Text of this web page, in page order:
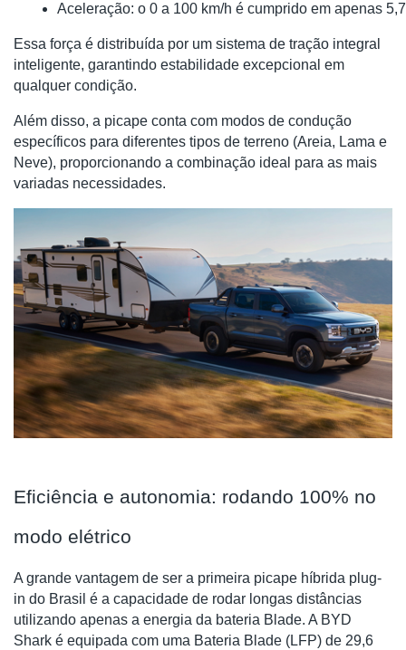
Aceleração: o 0 a 100 km/h é cumprido em apenas
Essa força é distribuída por um sistema de tração integral
inteligente, garantindo estabilidade excepcional em
qualquer condição.
Além disso, a picape conta com modos de condução
específicos para diferentes tipos de terreno (Areia, Lama e
Neve), proporcionando a combinação ideal para as mais
variadas necessidades.
Eficiência e autonomia: rodando 100% no
modo elétrico
A grande vantagem de ser a primeira picape híbrida plug-
in do Brasil é a capacidade de rodar longas distâncias
utilizando apenas a energia da bateria Blade. A BYD
Shark é equipada com uma Bateria Blade (LFP) de 29,6